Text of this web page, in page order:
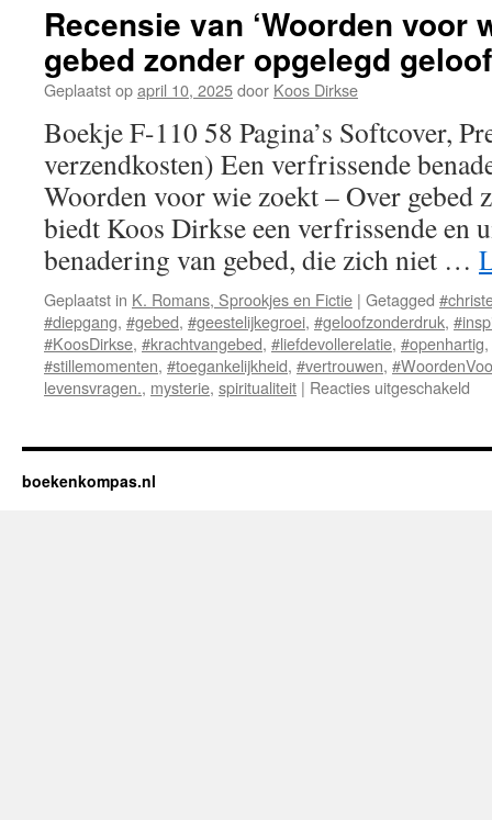
Recensie van ‘Woorden voor
gebed zonder opgelegd
Geplaatst opapril 10, 2025door Koos Dirkse
Boekje F-110 58 Pagina’s Softcover,
verzendkosten) Een verfrissende
Woorden voor wie zoekt – Over gebed
biedt Koos Dirkse een verfrissende en
benadering van gebed, die zich niet …
Geplaatst in K. Romans, Sprookjes en Fictie | Getagged
#diepgang, #gebed, #geestelijkegroei, #geloofzonderdruk,
#KoosDirkse, #krachtvangebed, #liefdevollerelatie, #openhartig,
#stillemomenten, #toegankelijkheid, #vertrouwen,
levensvragen., mysterie, spiritualiteit | Reacties uitgeschakeld
boekenkompas.nl